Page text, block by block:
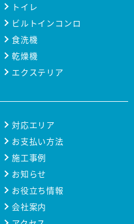
トイレ
ビルトインコンロ
食洗機
乾燥機
エクステリア
対応エリア
お支払い方法
施工事例
お知らせ
お役立ち情報
会社案内